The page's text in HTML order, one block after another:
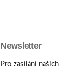
Newsletter
Pro zasílání